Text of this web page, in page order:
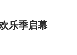
乐季启幕